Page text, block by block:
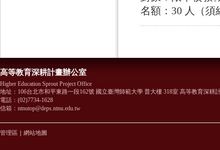
名額：30 人（須
高等教育深耕計畫辦公室
Higher Education Sprout Project Office
地址：106台北市和平東路一段162號 國立臺灣師範大學 普大樓 318室 高等教育深耕
電話：(02)7734-1628
信箱：ntnutop@deps.ntnu.edu.tw
管理區 網站地圖